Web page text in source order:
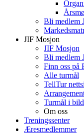
Bli medlem
JIF Mosjon
JIF Mosjon
Bli medlem
Finn oss på
Alle turmål
TellTur
Turmål i
Om oss
Treningssenter
Æresmedlemmer